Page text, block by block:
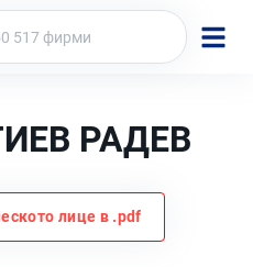
РАДЕВ
лице в .pdf